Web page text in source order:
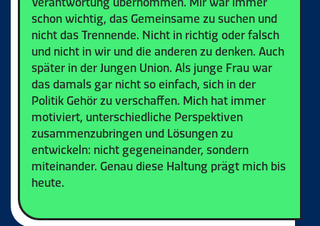
schon wichtig, das Gemeinsame zu suchen und
nicht das Trennende. Nicht in richtig oder falsch
und nicht in wir und die anderen zu denken. Auch
später in der Jungen Union. Als junge Frau war
das damals gar nicht so einfach, sich in der
Politik Gehör zu verschaffen. Mich hat immer
motiviert, unterschiedliche Perspektiven
zusammenzubringen und Lösungen zu
entwickeln: nicht gegeneinander, sondern
miteinander. Genau diese Haltung prägt mich bis
heute.